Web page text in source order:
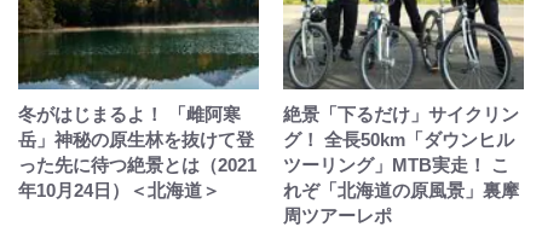
冬がはじまるよ！ 「雌阿寒
岳」神秘の原生林を抜けて登
った先に待つ絶景とは（2021
年10月24日）＜北海道＞
絶景「下るだけ」サイクリン
グ！ 全長50km「ダウンヒル
ツーリング」MTB実走！ こ
れぞ「北海道の原風景」裏摩
周ツアーレポ